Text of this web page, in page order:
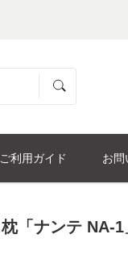
ご利用ガイド お問
枕「ナンテ NA-